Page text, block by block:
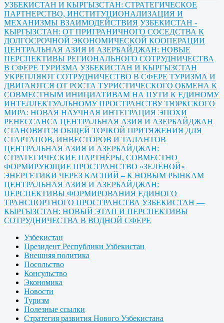
УЗБЕКИСТАН И КЫРГЫЗСТАН: СТРАТЕГИЧЕСКОЕ
ПАРТНЕРСТВО, ИНСТИТУЦИОНАЛИЗАЦИЯ И
МЕХАНИЗМЫ ВЗАИМОДЕЙСТВИЯ УЗБЕКИСТАН -
КЫРГЫЗСТАН: ОТ ПРИГРАНИЧНОГО СОСЕДСТВА К
ДОЛГОСРОЧНОЙ ЭКОНОМИЧЕСКОЙ КООПЕРАЦИИ
ЦЕНТРАЛЬНАЯ АЗИЯ И АЗЕРБАЙДЖАН: НОВЫЕ
ПЕРСПЕКТИВЫ РЕГИОНАЛЬНОГО СОТРУДНИЧЕСТВА
В СФЕРЕ ТУРИЗМА УЗБЕКИСТАН И КЫРГЫЗСТАН
УКРЕПЛЯЮТ СОТРУДНИЧЕСТВО В СФЕРЕ ТУРИЗМА И
ДВИГАЮТСЯ ОТ РОСТА ТУРИСТИЧЕСКОГО ОБМЕНА К
СОВМЕСТНЫМ ИНИЦИАТИВАМ НА ПУТИ К ЕДИНОМУ
ИНТЕЛЛЕКТУАЛЬНОМУ ПРОСТРАНСТВУ ТЮРКСКОГО
МИРА: НОВАЯ НАУЧНАЯ ИНТЕГРАЦИЯ ЭПОХИ
РЕНЕССАНСА ЦЕНТРАЛЬНАЯ АЗИЯ И АЗЕРБАЙДЖАН
СТАНОВЯТСЯ ОБЩЕЙ ТОЧКОЙ ПРИТЯЖЕНИЯ ДЛЯ
СТАРТАПОВ, ИНВЕСТОРОВ И ТАЛАНТОВ
ЦЕНТРАЛЬНАЯ АЗИЯ И АЗЕРБАЙДЖАН:
СТРАТЕГИЧЕСКИЕ ПАРТНЁРЫ, СОВМЕСТНО
ФОРМИРУЮЩИЕ ПРОСТРАНСТВО «ЗЕЛЁНОЙ»
ЭНЕРГЕТИКИ ЧЕРЕЗ КАСПИЙ – К НОВЫМ РЫНКАМ
ЦЕНТРАЛЬНАЯ АЗИЯ И АЗЕРБАЙДЖАН:
ПЕРСПЕКТИВЫ ФОРМИРОВАНИЯ ЕДИНОГО
ТРАНСПОРТНОГО ПРОСТРАНСТВА УЗБЕКИСТАН —
КЫРГЫЗСТАН: НОВЫЙ ЭТАП И ПЕРСПЕКТИВЫ
СОТРУДНИЧЕСТВА В ВОДНОЙ СФЕРЕ
Узбекистан
Президент Республики Узбекистан
Внешняя политика
Посольство
Консульство
Экономика
Новости
Туризм
Полезные ссылки
Стратегия развития Нового Узбекистана